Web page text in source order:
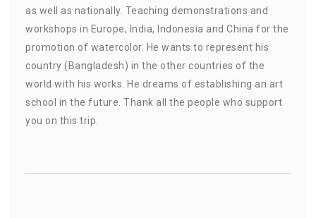
as well as nationally. Teaching demonstrations and
workshops in Europe, India, Indonesia and China for the
promotion of watercolor. He wants to represent his
country (Bangladesh) in the other countries of the
world with his works. He dreams of establishing an art
school in the future. Thank all the people who support
you on this trip.